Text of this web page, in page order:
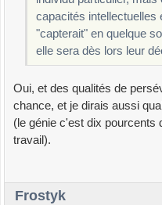
capacités intellectuelles
"capterait" en quelque
elle sera dès lors leur
Oui, et des qualités de
chance, et je dirais aussi
(le génie c'est dix pourcents
travail).
Frostyk